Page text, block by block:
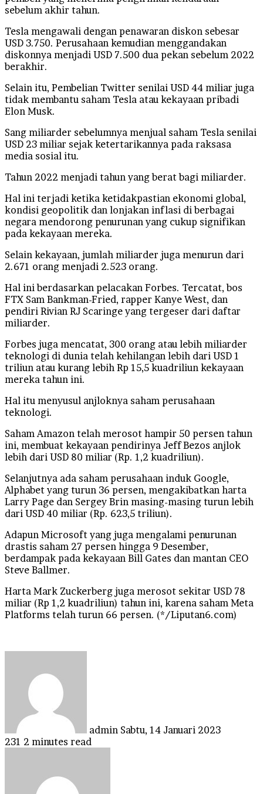
sebelum akhir tahun.
Tesla mengawali dengan penawaran diskon sebesar
USD 3.750. Perusahaan kemudian menggandakan
diskonnya menjadi USD 7.500 dua pekan sebelum 2022
berakhir.
Selain itu, Pembelian Twitter senilai USD 44 miliar juga
tidak membantu saham Tesla atau kekayaan pribadi
Elon Musk.
Sang miliarder sebelumnya menjual saham Tesla senilai
USD 23 miliar sejak ketertarikannya pada raksasa
media sosial itu.
Tahun 2022 menjadi tahun yang berat bagi miliarder.
Hal ini terjadi ketika ketidakpastian ekonomi global,
kondisi geopolitik dan lonjakan inflasi di berbagai
negara mendorong penurunan yang cukup signifikan
pada kekayaan mereka.
Selain kekayaan, jumlah miliarder juga menurun dari
2.671 orang menjadi 2.523 orang.
Hal ini berdasarkan pelacakan Forbes. Tercatat, bos
FTX Sam Bankman-Fried, rapper Kanye West, dan
pendiri Rivian RJ Scaringe yang tergeser dari daftar
miliarder.
Forbes juga mencatat, 300 orang atau lebih miliarder
teknologi di dunia telah kehilangan lebih dari USD 1
triliun atau kurang lebih Rp 15,5 kuadriliun kekayaan
mereka tahun ini.
Hal itu menyusul anjloknya saham perusahaan
teknologi.
Saham Amazon telah merosot hampir 50 persen tahun
ini, membuat kekayaan pendirinya Jeff Bezos anjlok
lebih dari USD 80 miliar (Rp. 1,2 kuadriliun).
Selanjutnya ada saham perusahaan induk Google,
Alphabet yang turun 36 persen, mengakibatkan harta
Larry Page dan Sergey Brin masing-masing turun lebih
dari USD 40 miliar (Rp. 623,5 triliun).
Adapun Microsoft yang juga mengalami penurunan
drastis saham 27 persen hingga 9 Desember,
berdampak pada kekayaan Bill Gates dan mantan CEO
Steve Ballmer.
Harta Mark Zuckerberg juga merosot sekitar USD 78
miliar (Rp 1,2 kuadriliun) tahun ini, karena saham Meta
Platforms telah turun 66 persen. (*/Liputan6.com)
admin Sabtu, 14 Januari 2023
231 2 minutes read